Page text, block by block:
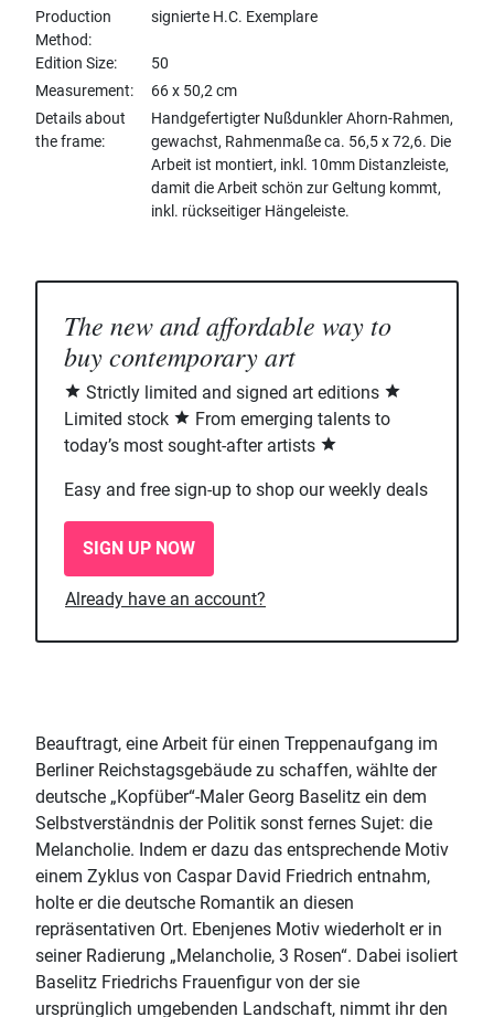
Production
Method
signierte H.C. Exemplare
Edition Size
50
Measurement
66 x 50,2 cm
Details about
the frame
Handgefertigter Nußdunkler Ahorn-Rahmen,
gewachst, Rahmenmaße ca. 56,5 x 72,6. Die
Arbeit ist montiert, inkl. 10mm Distanzleiste,
damit die Arbeit schön zur Geltung kommt,
inkl. rückseitiger Hängeleiste.
The new and affordable way to
buy contemporary art
Strictly limited and signed art editions
Limited stock
From emerging talents to
today’s most sought-after artists
Easy and free sign-up to shop our weekly deals
SIGN UP NOW
Already have an account?
Beauftragt, eine Arbeit für einen Treppenaufgang im
Berliner Reichstagsgebäude zu schaffen, wählte der
deutsche „Kopfüber“-Maler Georg Baselitz ein dem
Selbstverständnis der Politik sonst fernes Sujet: die
Melancholie. Indem er dazu das entsprechende Motiv
einem Zyklus von Caspar David Friedrich entnahm,
holte er die deutsche Romantik an diesen
repräsentativen Ort. Ebenjenes Motiv wiederholt er in
seiner Radierung „Melancholie, 3 Rosen“. Dabei isoliert
Baselitz Friedrichs Frauenfigur von der sie
ursprünglich umgebenden Landschaft, nimmt ihr den